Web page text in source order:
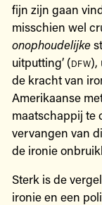
fijn zijn gaan
misschien wel
onophoudelijke
uitputting’ (dfw),
de kracht van
Amerikaanse
maatschappij te
vervangen van
de ironie
Sterk is de
ironie en een